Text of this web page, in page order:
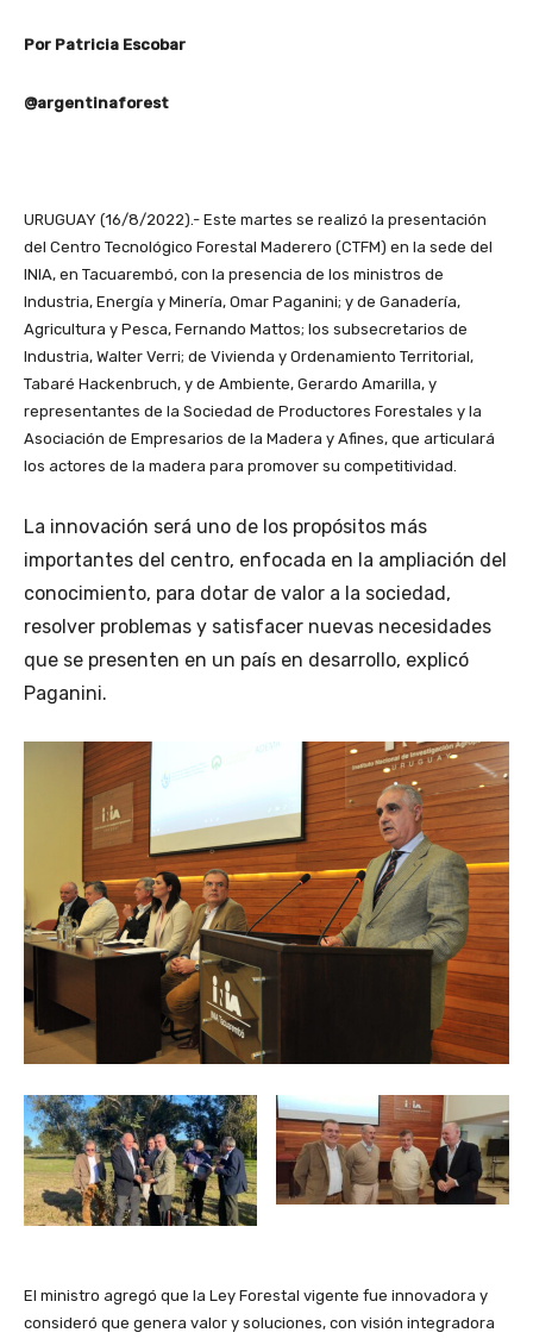
Por Patricia Escobar
@argentinaforest
URUGUAY (16/8/2022).- Este martes se realizó la presentación
del Centro Tecnológico Forestal Maderero (CTFM) en la sede del
INIA, en Tacuarembó, con la presencia de los ministros de
Industria, Energía y Minería, Omar Paganini; y de Ganadería,
Agricultura y Pesca, Fernando Mattos; los subsecretarios de
Industria, Walter Verri; de Vivienda y Ordenamiento Territorial,
Tabaré Hackenbruch, y de Ambiente, Gerardo Amarilla, y
representantes de la Sociedad de Productores Forestales y la
Asociación de Empresarios de la Madera y Afines, que articulará
los actores de la madera para promover su competitividad.
La innovación será uno de los propósitos más
importantes del centro, enfocada en la ampliación del
conocimiento, para dotar de valor a la sociedad,
resolver problemas y satisfacer nuevas necesidades
que se presenten en un país en desarrollo, explicó
Paganini.
El ministro agregó que la Ley Forestal vigente fue innovadora y
consideró que genera valor y soluciones, con visión integradora